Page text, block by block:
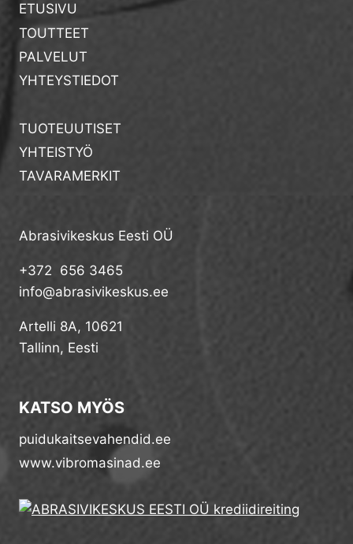
ETUSIVU
TOUTTEET
PALVELUT
YHTEYSTIEDOT
TUOTEUUTISET
YHTEISTYÖ
TAVARAMERKIT
Abrasivikeskus Eesti OÜ
+372 656 3465
info@abrasivikeskus.ee
Artelli 8A, 10621
Tallinn, Eesti
KATSO MYÖS
puidukaitsevahendid.ee
www.vibromasinad.ee